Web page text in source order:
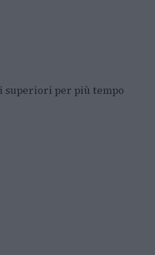
superiori per più tempo